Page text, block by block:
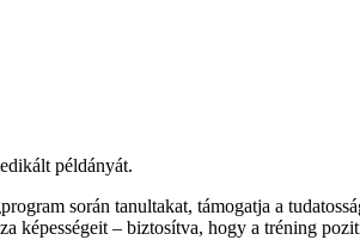
példányát.
során tanultakat, támogatja a
– biztosítva, hogy a tréning